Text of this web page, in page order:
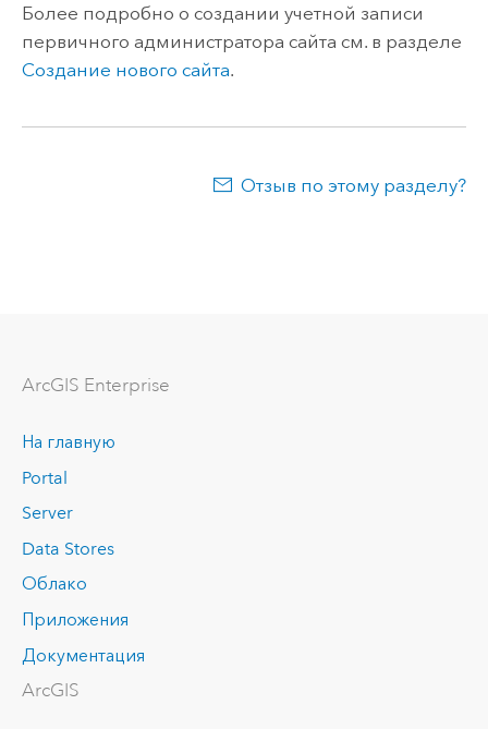
Более подробно о создании учетной записи
первичного администратора сайта см. в разделе
Создание нового сайта.
Отзыв по этому разделу?
ArcGIS Enterprise
На главную
Portal
Server
Data Stores
Облако
Приложения
Документация
ArcGIS